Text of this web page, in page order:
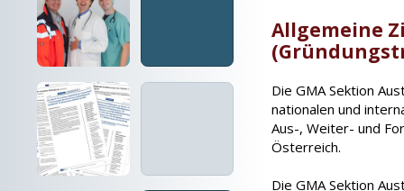
Allgemeine
Die GMA Sektion
nationalen und
Aus-, Weiter- und
Österreich.
Die GMA Sektion